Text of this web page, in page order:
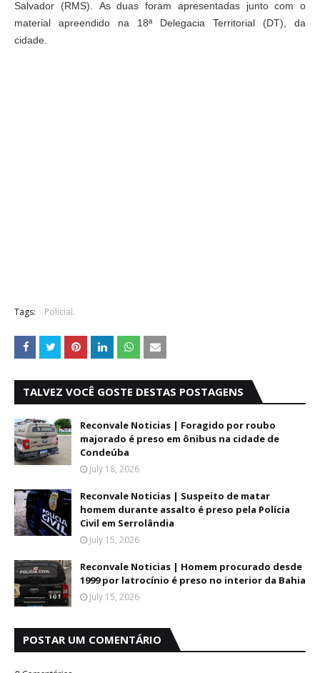
Salvador (RMS). As duas foram apresentadas junto com o
material apreendido na 18ª Delegacia Territorial (DT), da
cidade.
Tags: Policial.
TALVEZ VOCÊ GOSTE DESTAS POSTAGENS
Reconvale Noticias | Foragido por roubo
majorado é preso em ônibus na cidade de
Condeúba
July 18, 2026
Reconvale Noticias | Suspeito de matar
homem durante assalto é preso pela Polícia
Civil em Serrolândia
July 15, 2026
Reconvale Noticias | Homem procurado desde
1999 por latrocínio é preso no interior da Bahia
July 15, 2026
POSTAR UM COMENTÁRIO